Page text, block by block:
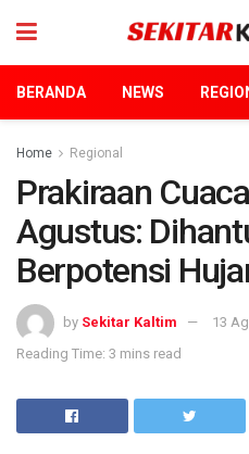
BERANDA NEWS
Home Regional
Prakiraan
Agustus:
Berpotensi
by Sekitar Kaltim
13
Reading Time: 3 mins read